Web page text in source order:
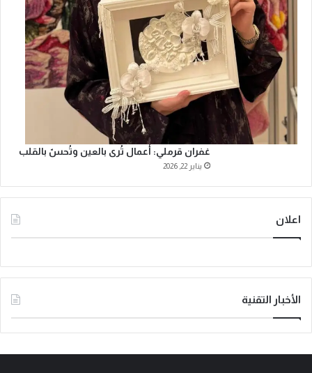
غفران قرملي: أعمال تُرى بالعين وتُحسّ بالقلب
يناير 22, 2026
اعلان
الأخبار التقنية